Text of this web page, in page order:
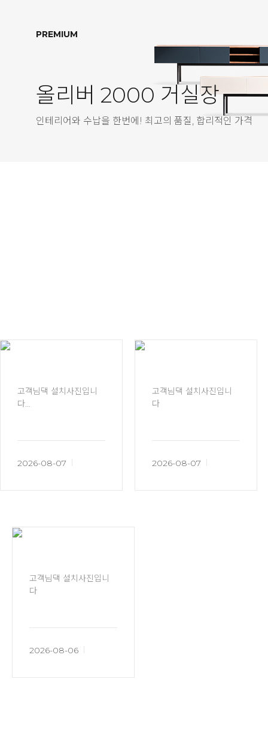
PREMIUM
올리버 2000 거실장
인테리어와 수납을 한번에! 최고의 품질, 합리적인 가격
고객님댁 설치사진입니
다
2026-08-07
고객님댁 설치사진입니
다
2026-08-07
고객님댁 설치사진입니
다
2026-08-06